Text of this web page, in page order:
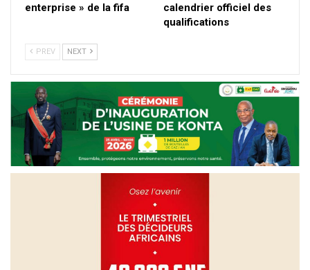
enterprise » de la fifa
calendrier officiel des
qualifications
PREV NEXT